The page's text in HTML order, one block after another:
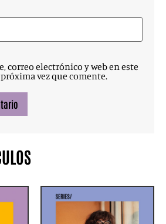
correo electrónico y web en este
vez que comente.